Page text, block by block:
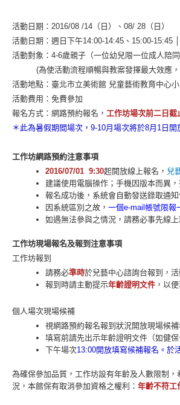
活動日期：2016/08 /14（日）、08/ 28（日）
活動日期：週日下午14:00-14:45、15:00-15:45
活動對象：4-6歲親子（一位幼兒限一位成人陪同
(為使活動流程順暢與教案發揮最大效應
活動地點：臺北市立美術館 兒童藝術教育中心
活動費用：免費參加
報名方式：網路預約報名， 工作坊場次前二日截
＊此為暑假期間場次，9-10月場次將於8月1日開
工作坊網路預約注意事項
2016/07/01 9:30起開放線上報名， 兒
建議使用電腦操作；手機因版本而異
報名成功後，系統會自動發送錄取通
因系統區別之故， 一個e-mail帳號限報
如遇無法參與之情況，請務必事先線
工作坊現場報名及報到注意事項
工作坊報到
請務必準時於兒藝中心諮詢台報到，
報到時請主動提示年齡證明文件 ，以
個人場次現場候補
視網路預約報名報到狀況開放現場候
填寫前請先出示年齡證明文件（如健保
下午場次13:00開放填寫候補報名。於
為確保參加品質，工作坊設有年齡及人數限制
況，本館保有取消參加資格之權利： 年齡不符工